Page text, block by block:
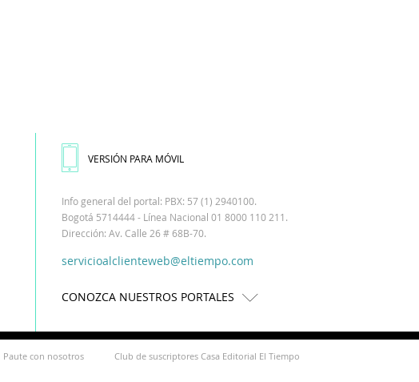
VERSIÓN PARA MÓVIL
Info general del portal: PBX: 57 (1) 2940100.
Bogotá 5714444 - Línea Nacional 01 8000 110 211.
Dirección: Av. Calle 26 # 68B-70.
servicioalclienteweb@eltiempo.com
CONOZCA NUESTROS PORTALES
Paute con nosotros Club de suscriptores Casa Editorial El Tiempo